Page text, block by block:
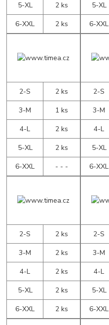
5-XL
2 ks
6-XXL
2 ks
5-XL
6-XXL
2-S
2 ks
3-M
1 ks
4-L
2 ks
5-XL
2 ks
6-XXL
- - -
2-S
3-M
4-L
5-XL
6-XXL
2-S
2 ks
3-M
2 ks
4-L
2 ks
5-XL
2 ks
6-XXL
2 ks
2-S
3-M
4-L
5-XL
6-XXL